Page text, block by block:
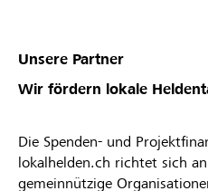
Unsere Partner
Wir fördern lokale
Die Spenden- und
lokalhelden.ch richtet sich
gemeinnützige